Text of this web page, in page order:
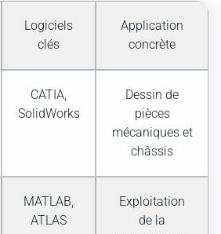
Logiciels
clés
Application
concrète
CATIA,
SolidWorks
Dessin de
pièces
mécaniques et
châssis
MATLAB,
ATLAS
Exploitation
de la